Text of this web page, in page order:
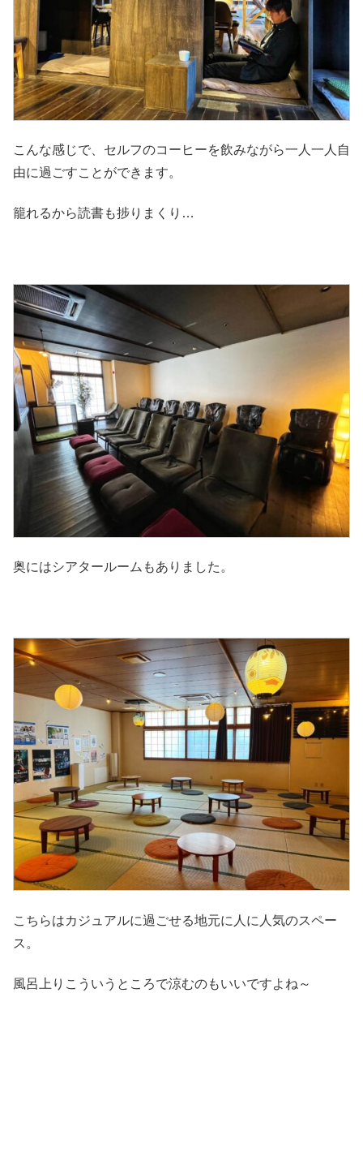
こんな感じで、セルフのコーヒーを飲みながら一人一人自
由に過ごすことができます。
籠れるから読書も捗りまくり…
奥にはシアタールームもありました。
こちらはカジュアルに過ごせる地元に人に人気のスペー
ス。
風呂上りこういうところで涼むのもいいですよね～